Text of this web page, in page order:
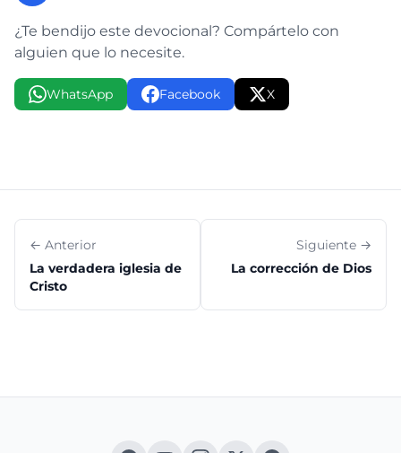
¿Te bendijo este devocional? Compártelo con
alguien que lo necesite.
WhatsApp Facebook X
← Anterior
La verdadera iglesia de
Cristo
Siguiente →
La corrección de Dios